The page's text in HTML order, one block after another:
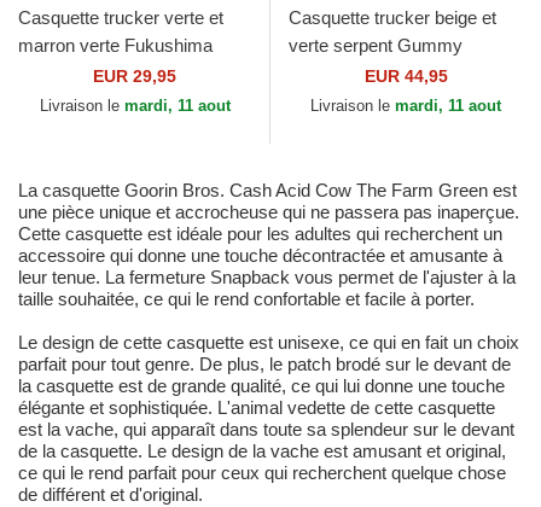
Casquette trucker verte et
marron verte Fukushima
HFT CoastalEUR 29,95
Livraison le mardi, 11 aout
Casquette trucker beige et
verte serpent Gummy
Vicious The Farm Goorin
Bros.
EUR 44,95
Livraison le mardi, 11 aout
La casquette Goorin Bros. Cash Acid Cow The Farm Green est
une pièce unique et accrocheuse qui ne passera pas inaperçue.
Cette casquette est idéale pour les adultes qui recherchent un
accessoire qui donne une touche décontractée et amusante à
leur tenue. La fermeture Snapback vous permet de l'ajuster à la
taille souhaitée, ce qui le rend confortable et facile à porter.
Le design de cette casquette est unisexe, ce qui en fait un choix
parfait pour tout genre. De plus, le patch brodé sur le devant de
la casquette est de grande qualité, ce qui lui donne une touche
élégante et sophistiquée. L'animal vedette de cette casquette
est la vache, qui apparaît dans toute sa splendeur sur le devant
de la casquette. Le design de la vache est amusant et original,
ce qui le rend parfait pour ceux qui recherchent quelque chose
de différent et d'original.